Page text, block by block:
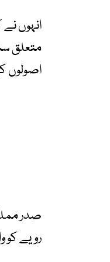
انہوں
متعلق
اصولوں
صدر
رویے کو